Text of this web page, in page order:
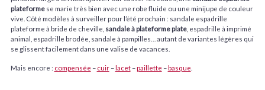
plateformese marie très bien avec une robe fluide ou une minijupe de couleur
vive. Côté modèles à surveiller pour l’été prochain : sandale espadrille
plateforme à bride de cheville, sandale à plateforme plate, espadrille à imprimé
animal, espadrille brodée, sandale à pampilles… autant de variantes légères qui
se glissent facilement dans une valise de vacances.
Mais encore : compensée – cuir– lacet–paillette – basque